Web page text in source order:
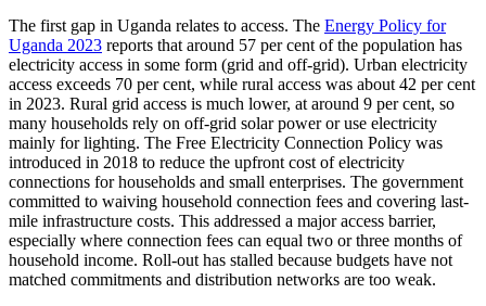
The first gap in Uganda relates to access. The Energy Policy for
Uganda 2023 reports that around 57 per cent of the population has
electricity access in some form (grid and off-grid). Urban electricity
access exceeds 70 per cent, while rural access was about 42 per cent
in 2023. Rural grid access is much lower, at around 9 per cent, so
many households rely on off-grid solar power or use electricity
mainly for lighting. The Free Electricity Connection Policy was
introduced in 2018 to reduce the upfront cost of electricity
connections for households and small enterprises. The government
committed to waiving household connection fees and covering last-
mile infrastructure costs. This addressed a major access barrier,
especially where connection fees can equal two or three months of
household income. Roll-out has stalled because budgets have not
matched commitments and distribution networks are too weak.